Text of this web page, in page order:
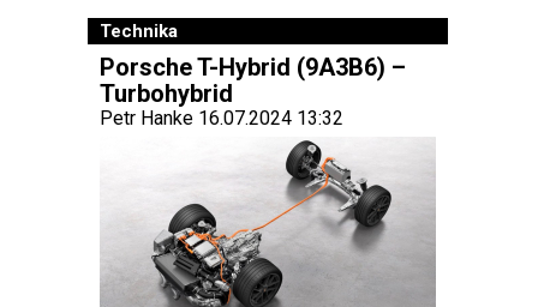
Technika
Porsche T-Hybrid (9A3B6) –
Turbohybrid
Petr Hanke 16.07.2024 13:32